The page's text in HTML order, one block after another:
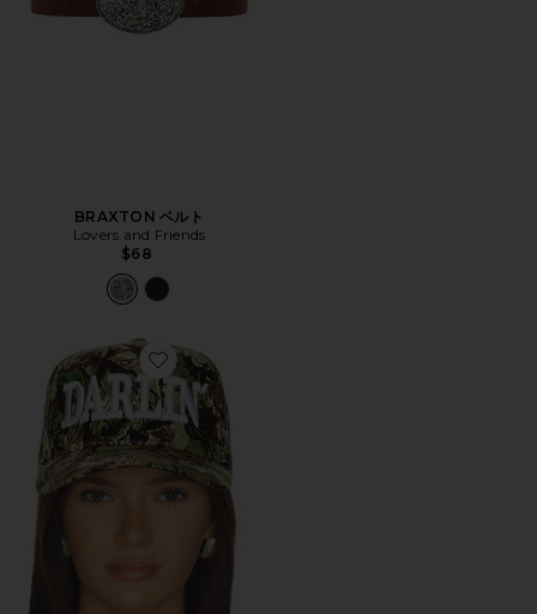
BRAXTON ベルト
Lovers and Friends
$68
Favorite HERITAGE ハット